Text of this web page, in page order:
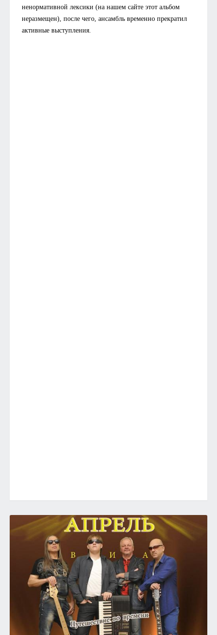
ненормативной лексики (на нашем сайте этот альбом
неразмещен), после чего, ансамбль временно прекратил
активные выступления.